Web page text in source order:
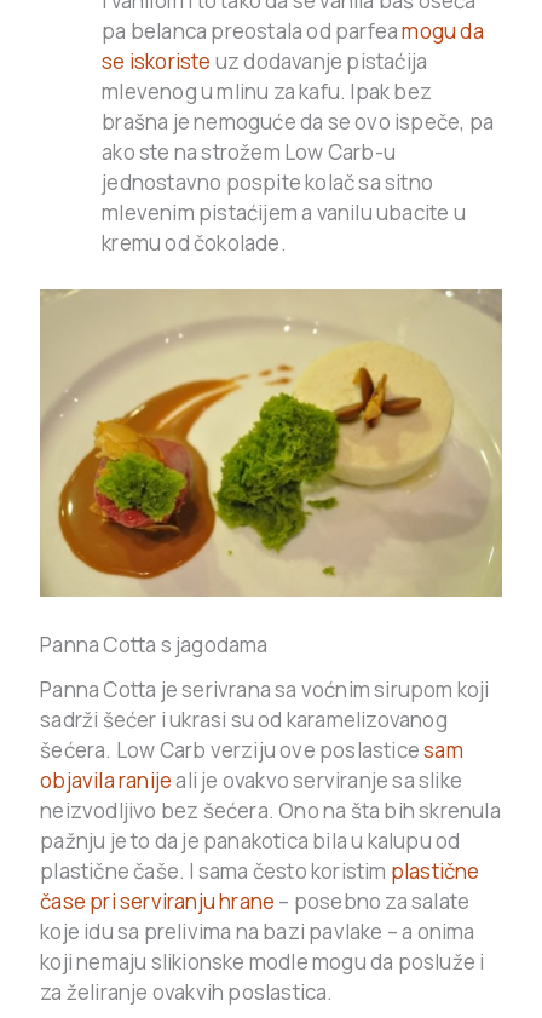
pa belanca preostala od parfeamogu da
se iskoriste uz dodavanje pistaćija
mlevenog u mlinu za kafu. Ipak bez
brašna je nemoguće da se ovo ispeče, pa
ako ste na strožem Low Carb-u
jednostavno pospite kolač sa sitno
mlevenim pistaćijem a vanilu ubacite u
kremu od čokolade.
Panna Cotta s jagodama
Panna Cotta je serivrana sa voćnim sirupom koji
sadrži šećer i ukrasi su od karamelizovanog
šećera. Low Carb verziju ove poslasticesam
objavila ranijeali je ovakvo serviranje sa slike
neizvodljivo bez šećera. Ono na šta bih skrenula
pažnju je to da je panakotica bila u kalupu od
plastične čaše. I sama često koristim plastične
čase pri serviranju hrane – posebno za salate
koje idu sa prelivima na bazi pavlake – a onima
koji nemaju slikionske modle mogu da posluže i
za želiranje ovakvih poslastica.